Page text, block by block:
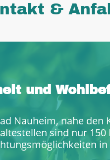
&
und
Nauheim, nahe den
sind nur